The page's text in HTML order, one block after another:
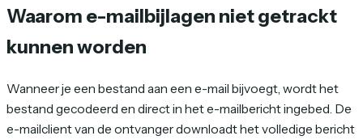
Waarom e-mailbijlagen niet getrackt
kunnen worden
Wanneer je een bestand aan een e-mail bijvoegt, wordt het
bestand gecodeerd en direct in het e-mailbericht ingebed. De
e-mailclient van de ontvanger downloadt het volledige bericht